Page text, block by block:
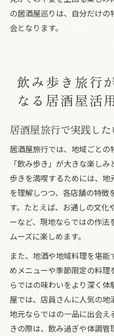
の居酒屋巡りは、自分だけ
会となります。
飲み歩き旅行
なる居酒屋活
居酒屋旅行で実践し
居酒屋旅行では、地域ごと
「飲み歩き」が大きな楽し
歩きを満喫するためには、
を理解しつつ、各店舗の特徴
す。たとえば、お通しの文化
ーなど、現地ならではの作法
ムーズに楽しめます。
また、地酒や地域料理を堪
めメニューや季節限定の料
らではの味わいをより深く
屋では、店員さんに人気の地
地元ならではの一品に出会え
きの際は、飲み過ぎや体調